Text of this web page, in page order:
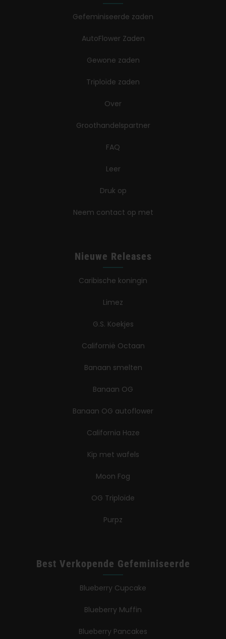
Gefeminiseerde zaden
AutoFlower Zaden
Gewone zaden
Triploïde zaden
Over
Groothandelspartner
FAQ
Leer
Druk op
Neem contact op met
Nieuwe Releases
Caribische koningin
Limez
G.S. Koekjes
Californië Octaan
Banaan smelten
Banaan OG
Banaan OG autoflower
California Haze
Kip met wafels
Moon Fog
OG Triploïde
Purpz
Best Verkopende Gefeminiseerde
Blueberry Cupcake
Blueberry Muffin
Blueberry Pancakes